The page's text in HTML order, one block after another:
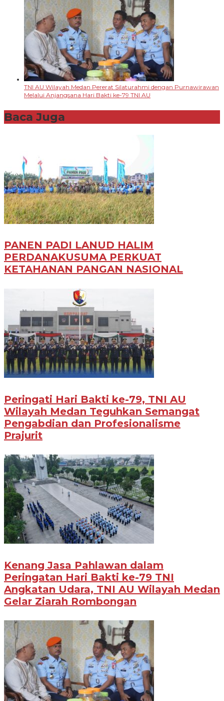
TNI AU Wilayah Medan Pererat Silaturahmi dengan Purnawirawan
Melalui Anjangsana Hari Bakti ke-79 TNI AU
Baca Juga
PANEN PADI LANUD HALIM
PERDANAKUSUMA PERKUAT
KETAHANAN PANGAN NASIONAL
Peringati Hari Bakti ke-79, TNI AU
Wilayah Medan Teguhkan Semangat
Pengabdian dan Profesionalisme
Prajurit
Kenang Jasa Pahlawan dalam
Peringatan Hari Bakti ke-79 TNI
Angkatan Udara, TNI AU Wilayah Medan
Gelar Ziarah Rombongan